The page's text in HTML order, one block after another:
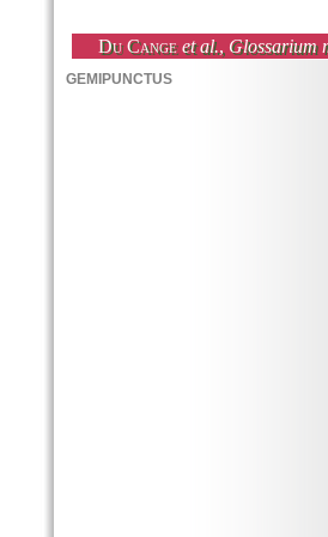
Du Cange et al., Glossarium